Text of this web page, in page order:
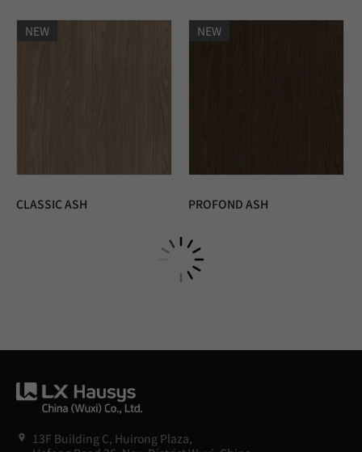
NEW
CLASSIC ASH
NEW
PROFOND ASH
NEW
MATT GREEN
NEW
CALACATTA LINCOLN